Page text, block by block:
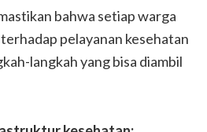
bahwa setiap warga
pelayanan kesehatan
langkah yang bisa diambil